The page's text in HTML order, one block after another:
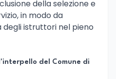
della selezione e
in modo da
istruttori nel pieno
del Comune di